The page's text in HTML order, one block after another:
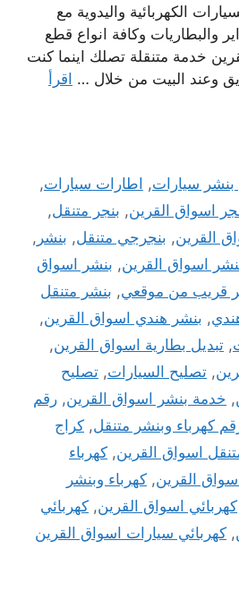
الكهربائية واليدوية مع
والبطاريات وكافة انواع قطع
خدمة متنقلة تصلك اينما كنت
وعند البيت من خلال … اقرأ
بنشر سيارات, اطارات سيارات,
اسواق القرين, بنجر متنقل,
القرين, بنجرجي متنقل, بنشر ,
اسواق القرين, بنشر اسواق
قريب من موقعي, بنشر متنقل
, بنشر هندي اسواق القرين,
, تبديل بطارية اسواق القرين,
, تصليح السيارات, تصليح
, خدمة بنشر اسواق القرين, رقم
كهرباء وبنشر متنقل, كراج
اسواق القرين, كهرباء
القرين, كهرباء وبنشر
كهربائي اسواق القرين, كهربائي
, كهربائي سيارات اسواق القرين